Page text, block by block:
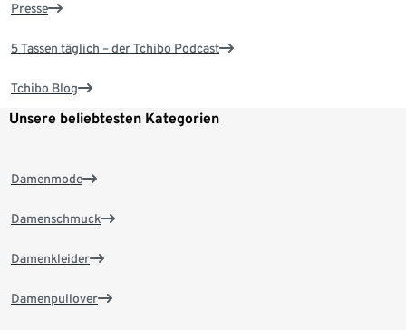
Presse
5 Tassen täglich – der Tchibo Podcast
Tchibo Blog
Unsere beliebtesten Kategorien
Damenmode
Damenschmuck
Damenkleider
Damenpullover